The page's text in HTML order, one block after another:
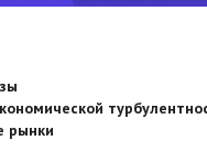
рынки